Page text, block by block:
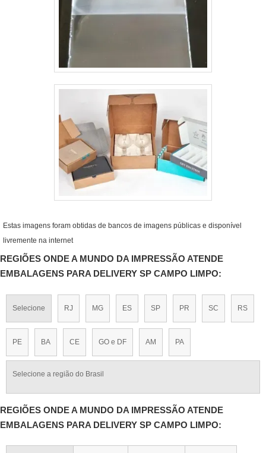
Estas imagens foram obtidas de bancos de imagens públicas e disponível
livremente na internet
REGIÕES ONDE A MUNDO DA IMPRESSÃO ATENDE
EMBALAGENS PARA DELIVERY SP CAMPO LIMPO:
Selecione RJ MG ES SP PR SC RS
PE BA CE GO e DF AM PA
Selecione a região do Brasil
REGIÕES ONDE A MUNDO DA IMPRESSÃO ATENDE
EMBALAGENS PARA DELIVERY SP CAMPO LIMPO: